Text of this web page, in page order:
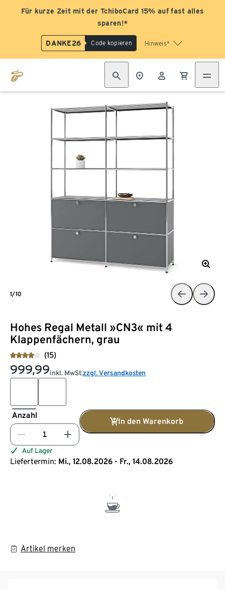
Für kurze Zeit mit der TchiboCard 15% auf fast alles
sparen!*
DANKE26 Code kopieren Hinweis*
Hohes Regal Metall »CN3« mit 4
Klappenfächern, grau
(15)
999,99inkl. MwSt.zzgl. Versandkosten
Anzahl
In den Warenkorb
Auf Lager
Liefertermin: Mi., 12.08.2026 - Fr., 14.08.2026
Artikel merken
1/10